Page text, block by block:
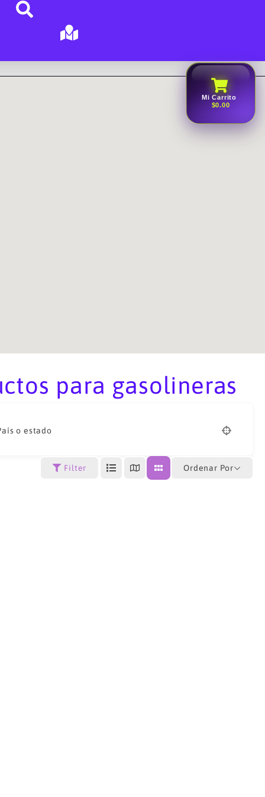
Mi Carrito
$0.00
para gasolineras
o estado
Filter Ordenar Por